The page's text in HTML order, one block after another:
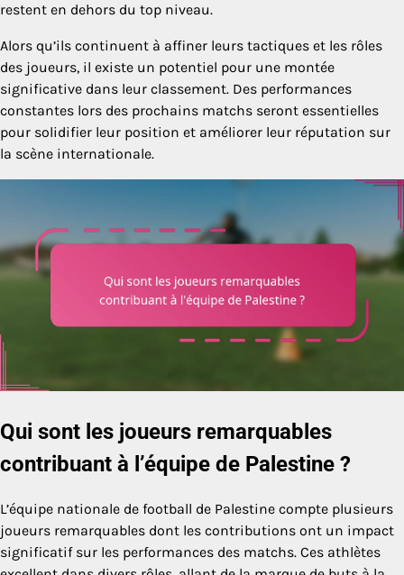
restent en dehors du top niveau.
Alors qu’ils continuent à affiner leurs tactiques et les rôles
des joueurs, il existe un potentiel pour une montée
significative dans leur classement. Des performances
constantes lors des prochains matchs seront essentielles
pour solidifier leur position et améliorer leur réputation sur
la scène internationale.
Qui sont les joueurs remarquables
contribuant à l’équipe de Palestine ?
L’équipe nationale de football de Palestine compte plusieurs
joueurs remarquables dont les contributions ont un impact
significatif sur les performances des matchs. Ces athlètes